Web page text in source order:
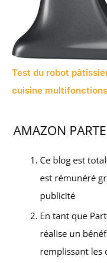
Test du robot
cuisine multifonctions